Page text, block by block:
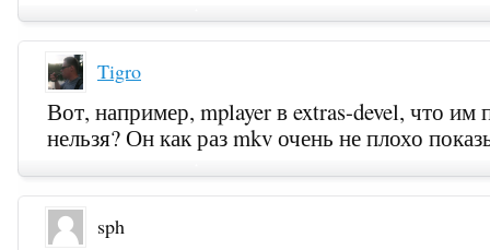
Tigro
Вот, например, mplayer в extras-devel, что им
нельзя? Он как раз mkv очень не плохо
sph